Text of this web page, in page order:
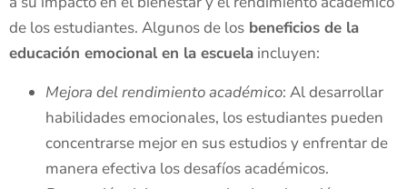
de los estudiantes. Algunos de los beneficios de la
educación emocional en la escuela incluyen:
Mejora del rendimiento académico: Al desarrollar
habilidades emocionales, los estudiantes pueden
concentrarse mejor en sus estudios y enfrentar de
manera efectiva los desafíos académicos.